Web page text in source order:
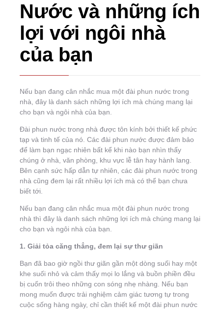
Nước và những ích
lợi với ngôi nhà
của bạn
Nếu bạn đang cân nhắc mua một đài phun nước trong
nhà, đây là danh sách những lợi ích mà chúng mang lại
cho bạn và ngôi nhà của bạn.
Đài phun nước trong nhà được tôn kính bởi thiết kế phức
tạp và tinh tế của nó. Các đài phun nước được đảm bảo
để làm bạn ngạc nhiên bất kể khi nào bạn nhìn thấy
chúng ở nhà, văn phòng, khu vực lễ tân hay hành lang.
Bên cạnh sức hấp dẫn tự nhiên, các đài phun nước trong
nhà cũng đem lại rất nhiều lợi ích mà có thể bạn chưa
biết tới.
Nếu bạn đang cân nhắc mua một đài phun nước trong
nhà thì đây là danh sách những lợi ích mà chúng mang lại
cho bạn và ngôi nhà của bạn.
1. Giải tỏa căng thẳng, đem lại sự thư giãn
Bạn đã bao giờ ngồi thư giãn gần một dòng suối hay một
khe suối nhỏ và cảm thấy mọi lo lắng và buồn phiền đều
bị cuốn trôi theo những con sóng nhẹ nhàng. Nếu bạn
mong muốn được trải nghiệm cảm giác tương tự trong
cuộc sống hàng ngày, chỉ cần thiết kế một đài phun nước